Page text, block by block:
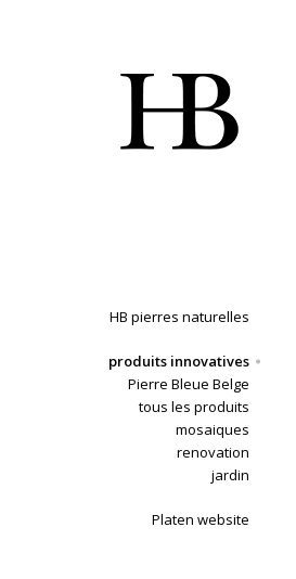
HB pierres naturelles
produits innovatives
Pierre Bleue Belge
tous les produits
mosaiques
renovation
jardin
Platen website